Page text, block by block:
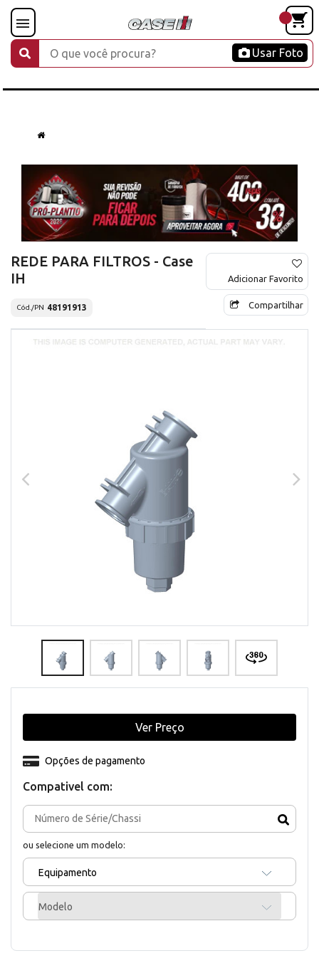
Usar Foto
REDE PARA FILTROS - Case
IH
Cód./PN 48191913
Adicionar Favorito
Compartilhar
Compativel com:
ou selecione um modelo:
Equipamento
Modelo
Opções de pagamento
Ver Preço